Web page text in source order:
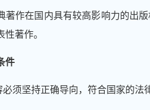
著作在国内具有较高影响力的出
性著作。
件
必须坚持正确导向，符合国家的法